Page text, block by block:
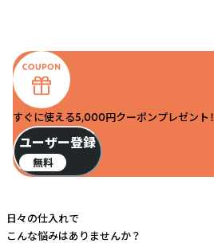
すぐに使える5,000円クーポンプレゼント！
ユーザー登録
無料
日々の仕入れで
こんな悩みはありませんか？